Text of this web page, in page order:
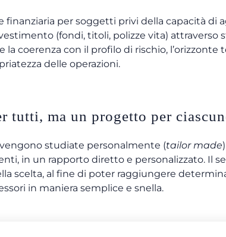
finanziaria per soggetti privi della capacità di
(fondi, titoli, polizze vita) attraverso
la coerenza con il profilo di rischio, l’orizzonte
delle operazioni.
tutti, ma un progetto per
studiate personalmente (tailor made
in un rapporto diretto e personalizzato. Il
scelta, al fine di poter raggiungere
in maniera semplice e snella.